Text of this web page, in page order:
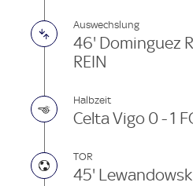
Auswechslung
46' Dominguez
REIN
Halbzeit
Celta Vigo 0 - 1
TOR
45'